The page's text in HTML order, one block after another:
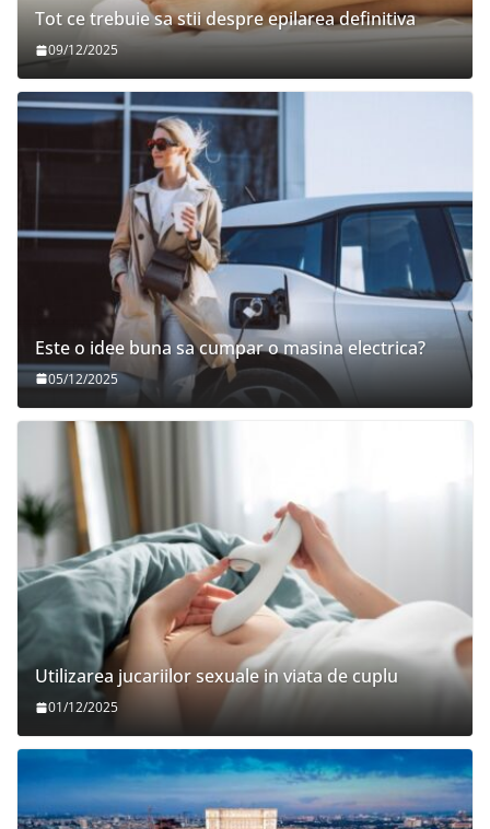
Tot ce trebuie sa stii despre epilarea definitiva
09/12/2025
Este o idee buna sa cumpar o masina electrica?
05/12/2025
Utilizarea jucariilor sexuale in viata de cuplu
01/12/2025